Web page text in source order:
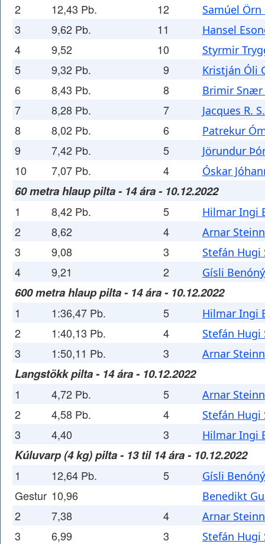
2 12,43 Pb. 12 Samúel
3 9,62 Pb. 11 Hansel
4 9,52 10 Styrmir
5 9,32 Pb. 9 Kristján Óli
6 8,43 Pb. 8 Brimir
7 8,28 Pb. 7 Jacques R.
8 8,02 Pb. 6 Patrekur
9 7,42 Pb. 5 Jörundur
10 7,07 Pb. 4 Óskar
60 metra hlaup pilta - 14 ára - 10.12.2022
1 8,42 Pb. 5 Hilmar Ingi
2 8,62 4 Arnar
3 9,08 3 Stefán Hugi
4 9,21 2 Gísli
600 metra hlaup pilta - 14 ára - 10.12.2022
1 1:36,47 Pb. 5 Hilmar Ingi
2 1:40,13 Pb. 4 Stefán Hugi
3 1:50,11 Pb. 3 Arnar
Langstökk pilta - 14 ára - 10.12.2022
1 4,72 Pb. 5 Arnar
2 4,58 Pb. 4 Stefán Hugi
3 4,40 3 Hilmar Ingi
Kúluvarp (4 kg) pilta - 13 til 14 ára - 10.12.2022
1 12,64 Pb. 5 Gísli
Gestur 10,96 Benedikt
2 7,38 4 Arnar
3 6,99 3 Stefán Hugi